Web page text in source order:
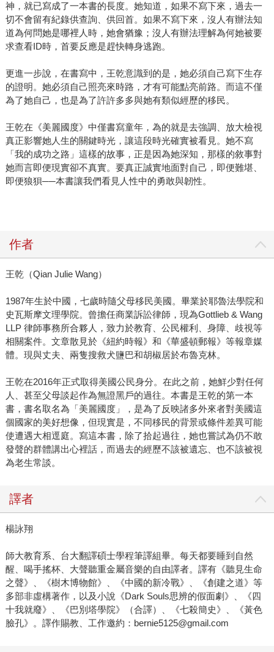
神，就已寫成了一本書的長度。她知道，如果不寫下來，過去一
切不會留有紀錄供查詢、供回首。如果不寫下來，沒人有辦法知
道為何問她是哪裡人時，她會猶豫；沒人有辦法理解為何她被要
求查看ID時，首要反應是趕快轉身逃跑。
更進一步說，在書寫中，王乾意識到的是，她必須自己寫下生存
的證明。她必須自己照亮來時路，才有可能點亮前路。而這不僅
為了她自己，也是為了許許多多與她有類似經歷的移民。
王乾在《美麗國度》中僅書寫童年，為的就是去強調、放大檢視
真正影響她人生的關鍵時光，讓這段時光確實被看見。她不寫
「我的成功之路」這樣的故事，正是因為她深知，那樣的敘事對
她而言即便現實卻不真實。要真正誠實地面對自己，即便難堪、
即便狼狽──本書讓我們看見人性中的勇敢與韌性。
作者
王乾（Qian Julie Wang）
1987年生於中國，七歲時隨父母移民美國。畢業於耶魯法學院和
史瓦斯摩文理學院。曾擔任商業訴訟律師，現為Gottlieb & Wang
LLP 律師事務所合夥人，致力於教育、公民權利、身障、歧視等
相關案件。文章散見於《紐約時報》和《華盛頓郵報》等報章媒
體。現與丈夫、兩隻搜救犬鹽巴和胡椒居於布魯克林。
王乾在2016年正式取得美國公民身分。在此之前，她鮮少對任何
人、甚至父母談起作為無證黑戶的過往。本書是王乾的第一本
書，書名取名為「美麗國度」，是為了反映諸多外來者對美國這
個國家的美好想像，但現實是，不同移民的背景或條件差異可能
使遭遇大相逕庭。寫這本書，除了拾起過往，她也嘗試為仍不敢
發聲的群體講出心裡話，而過去的經歷不該被遺忘、也不該被視
為老生常談。
譯者
楊詠翔
師大教育系、台大翻譯碩士學程筆譯組畢。每天都要睡到自然
醒、喝手搖杯、大聲聽重金屬音樂的自由譯者。譯有《聽見生命
之聲》、《樹木博物館》、《中國的新冷戰》、《創建之道》等
多部非虛構著作，以及小說《Dark Souls思辨的假面劇》、《四
十我就廢》、《巴別塔學院》（合譯）、《七殺簡史》、《黃色
臉孔》。譯作賜教、工作邀約：bernie5125@gmail.com